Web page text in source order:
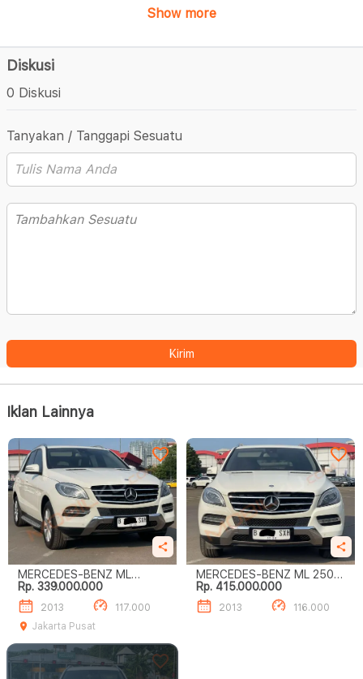
Show more
Diskusi
0 Diskusi
Tanyakan / Tanggapi Sesuatu
Kirim
Iklan Lainnya
MERCEDES-BENZ ML
ML250 CDI TURUN
HARGA‼️
Rp. 339.000.000
2013
117.000
Jakarta Pusat
MERCEDES-BENZ ML 250
CDI
Rp. 415.000.000
2013 116.000